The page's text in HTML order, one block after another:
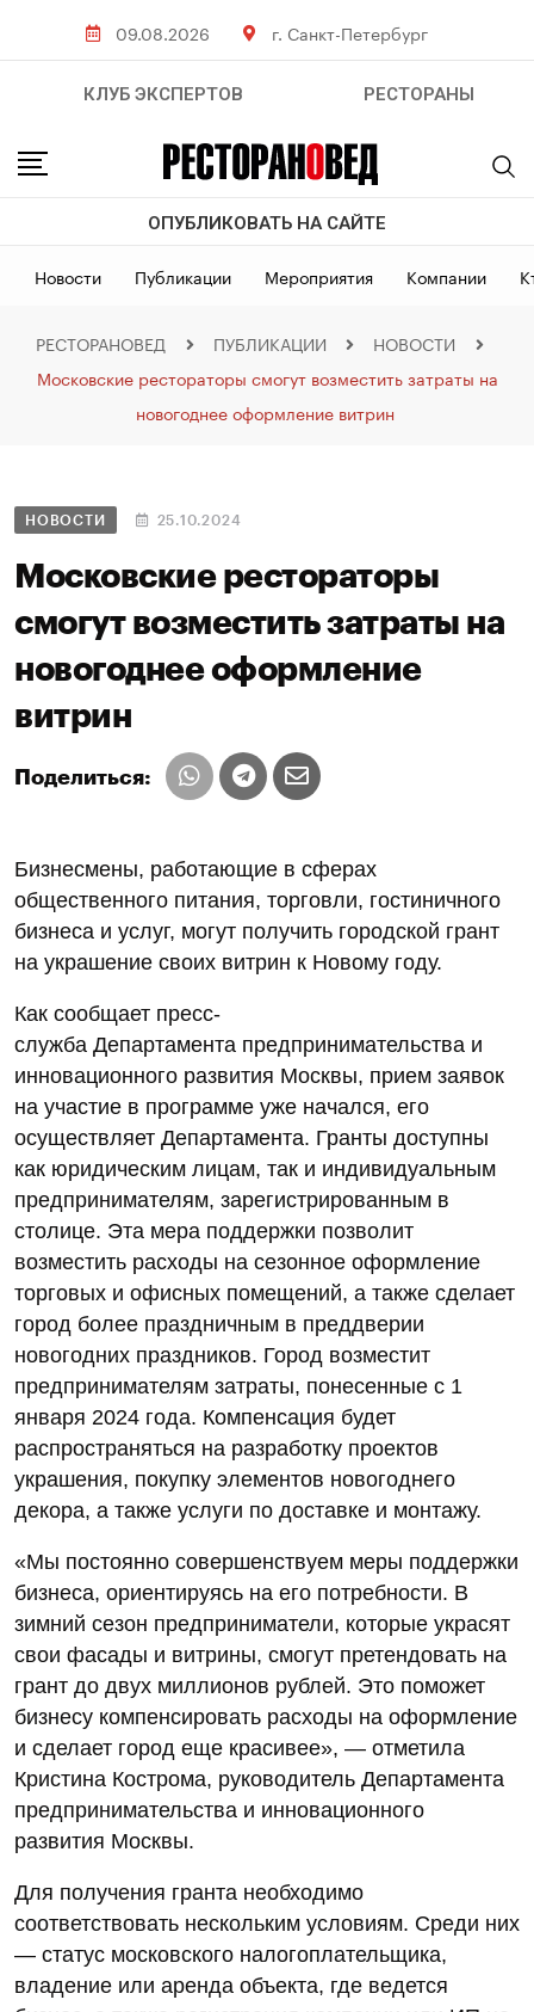
09.08.2026 г. Санкт-Петербург
КЛУБ ЭКСПЕРТОВ РЕСТОРАНЫ
ОПУБЛИКОВАТЬ НА САЙТЕ
Новости Публикации Мероприятия Компании
РЕСТОРАНОВЕД ПУБЛИКАЦИИ
НОВОСТИ
Московские рестораторы смогут возместить затраты на
новогоднее оформление витрин
НОВОСТИ 25.10.2024
Московские рестораторы
смогут возместить затраты на
новогоднее оформление
витрин
Поделиться:
Бизнесмены, работающие в сферах
общественного питания, торговли, гостиничного
бизнеса и услуг, могут получить городской грант
на украшение своих витрин к Новому году.
Как сообщает пресс-
служба Департамента предпринимательства и
инновационного развития Москвы, прием заявок
на участие в программе уже начался, его
осуществляет Департамента. Гранты доступны
как юридическим лицам, так и индивидуальным
предпринимателям, зарегистрированным в
столице. Эта мера поддержки позволит
возместить расходы на сезонное оформление
торговых и офисных помещений, а также сделает
город более праздничным в преддверии
новогодних праздников. Город возместит
предпринимателям затраты, понесенные с 1
января 2024 года. Компенсация будет
распространяться на разработку проектов
украшения, покупку элементов новогоднего
декора, а также услуги по доставке и монтажу.
«Мы постоянно совершенствуем меры поддержки
бизнеса, ориентируясь на его потребности. В
зимний сезон предприниматели, которые украсят
свои фасады и витрины, смогут претендовать на
грант до двух миллионов рублей. Это поможет
бизнесу компенсировать расходы на оформление
и сделает город еще красивее», — отметила
Кристина Кострома, руководитель Департамента
предпринимательства и инновационного
развития Москвы.
Для получения гранта необходимо
соответствовать нескольким условиям. Среди них
— статус московского налогоплательщика,
владение или аренда объекта, где ведется